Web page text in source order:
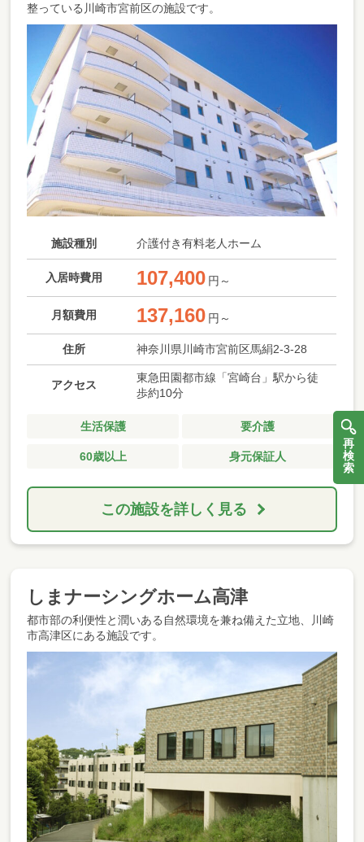
整っている川崎市宮前区の施設です。
施設種別 介護付き有料老人ホーム
入居時費用 107,400 円～
月額費用 137,160 円～
住所 神奈川県川崎市宮前区馬絹2-3-28
アクセス
東急田園都市線「宮崎台」駅から徒
歩約10分
生活保護 要介護
60歳以上 身元保証人
この施設を詳しく見る
しまナーシングホーム高津
都市部の利便性と潤いある自然環境を兼ね備えた立地、川崎
市高津区にある施設です。
再
検
索